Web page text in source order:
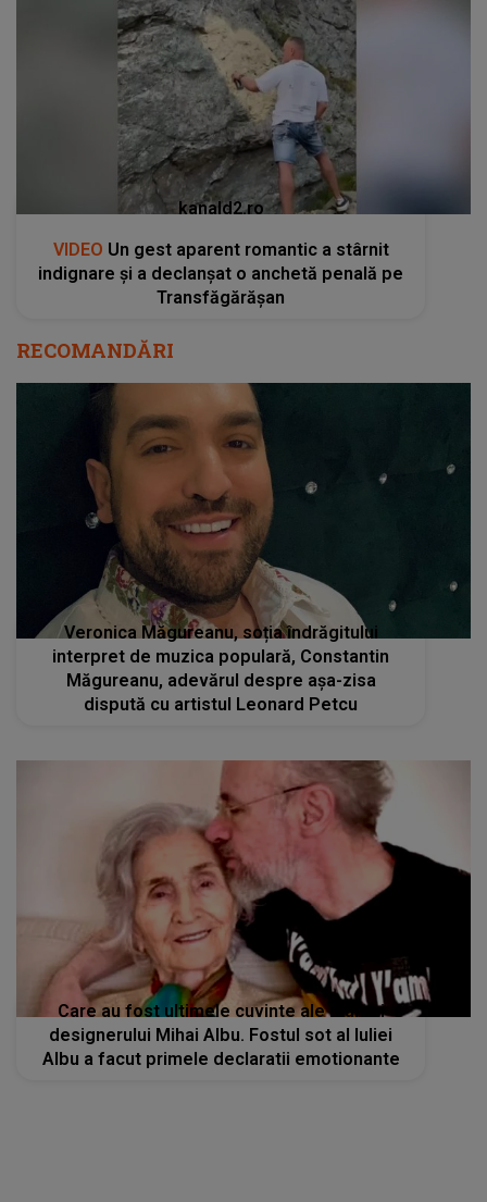
kanald2.ro
VIDEO Un gest aparent romantic a stârnit
indignare și a declanșat o anchetă penală pe
Transfăgărășan
RECOMANDĂRI
Veronica Măgureanu, soția îndrăgitului
interpret de muzica populară, Constantin
Măgureanu, adevărul despre așa-zisa
dispută cu artistul Leonard Petcu
Care au fost ultimele cuvinte ale mamei
designerului Mihai Albu. Fostul sot al Iuliei
Albu a facut primele declaratii emotionante